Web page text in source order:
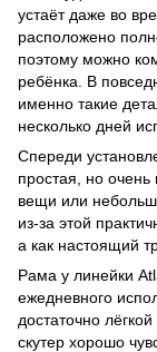
устаёт даже во
расположено
поэтому можно
ребёнка. В
именно такие
несколько дней
Спереди
простая, но
вещи или
из-за этой
а как настоящий
Рама у линейки
ежедневного
достаточно
скутер хорошо